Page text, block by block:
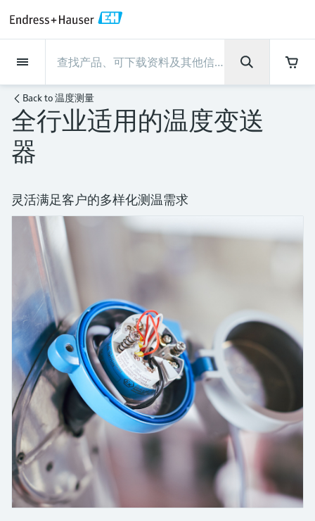
现场仪表
流量
物位测量
液体分析
温度测量
压力测量
系统产品
光学分析
Netilion IIoT
软件
产品工具
通过产品筛选，选择测量仪表
流量
电磁流量计
科里奥利质量流量计
超声波流量计
涡街流量计
热式质量流量计
Differential pressure flow
measurement
选购全部
物位测量
雷达物位测量
Vibronic point level detection
导波雷达物位测量
超声波物位测量
电容物位测量
静压液位测量
Conductive level measurement
Float switch level measurement
放射线物位测量
阻旋料位开关
伺服液位测量
液体分析
pH电极和变送器
电导率传感器和变送器
浊度传感器和变送器
氯传感器和变送器
溶解氧传感器和变送器
实验室检测仪表和便携式pH计
全自动水质采样仪
TOC、COD和SAC分析仪
ORP电极和变送器
污泥界面传感器和变送器
营养盐分析仪和传感器
温度测量
温度变送器
工业温度计
保护套管
高温型温度计
卫生型温度计
紧凑型温度计
温度开关
表面温度计
线缆式温度计
多点温度计
选购全部
压力测量
绝压和表压测量
差压测量
选购全部
系统产品
数据管理仪&数据记录仪
过程测控仪
电源和安全栅
WirelessHART解决方案
网关和调制解调器
设备配置用平板电脑
能量管理仪和应用管理仪
浪涌保护器
选购全部
光学分析
TDLAS和QF分析仪
拉曼光谱分析仪
排放监测解决方案
颗粒测量设备
数字分析仪解决方案
过程气体分析仪
空气质量测量装置
烟雾探测器
视距测量仪
超高探测器
选购全部
Netilion IIoT
Netilion Value
Netilion Health
Netilion Analytics
Netilion Library
Netilion Inventory
Netilion Connect
Netilion Device Viewer
Netilion Water
服务产品
Project and commissioning services
技术支持服务
仪表维护
仪表性能优化服务
View all
Project and commissioning
services
仪表调试服务
Extended warranty
技术支持服务
远程技术支持
远程资产监控
Process Instrumentation Courses
仪表维护
验证服务
现场仪表校准服务
预防性维护服务
Repair of measuring instruments
仪表性能优化服务
校准报告分析
优化校准间隔时间
动态现场仪表评价和分析服务
行业应用
食品与饮料
水务和环境：保护 —— 节约 —— 提高
石油与天然气：促进能源转型，实
现净零目标
生命科学：创新技术助推卓越运营
化工：深化合作，助推可持续成功
电力与能源
采矿、矿物加工及冶金：打造可持
续的未来
公用工程：可靠使用蒸汽
所有行业的关注焦点
支持
快速获取服务支持！
技术支持中心 —— Endress+Hauser提供全方
位服务，与您相伴前行
搜索和下载技术手册, 宣传资料, 出版物, 软
件更新, 视频, 证书等各类文件!
学习
学习中心
学习中心 - 探索Endress+Hauser学习平台上
的指导课程与资源，随时随地提升技能。
活动和培训
根据需要，从培训、研讨会、展会、峰会或
在线研讨会等各种活动中灵活选择。
公司
Endress+Hauser集团
生产中心
集团实力
客户案例
新闻与案例
活动和培训
您的Endress+Hauser职业生涯
Endress+Hauser集团
公司概况
Endress+Hauser在中国
恩德斯豪斯科技中国
财务业绩
集团管理层
发展历程
文化与价值观
可持续发展
关联公司
生产中心
物位和压力测量
Endress+Hauser流量
Endress+Hauser 液体分析
温度+系统产品
Endress+Hauser 数字解决方案
Endress+Hauser 光学分析
Endress+Hauser SICK
Endress+Hauser Technology China
集团实力
过程安全性
网络安全性
过程自动化项目流程
My Endress+Hauser
建立电子采购流程，从容应对未来
需求
新闻与案例
新闻与案例总览
所有文章
新闻稿
事实速览
媒体活动
活动和培训
培训
研讨会
展览会
在线研讨会和回放
线下活动
查找市场活动及培训
您的Endress+Hauser职业生
涯
Explore open positions
更多工作机会
德国耶拿分析仪器公司的工作机会
IST创新传感器技术公司的工作机
会
Job opportunities at
Endress+Hauser SICK
Back to温度测量
全行业适用的温度变送
器
灵活满足客户的多样化测温需求